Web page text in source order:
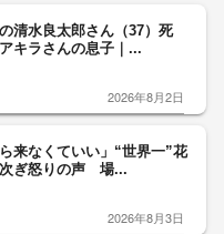
清水良太郎さん（37）死
キラさんの息子｜...
2026年8月2日
来なくていい」“世界一”花
ぎ怒りの声 場...
2026年8月3日